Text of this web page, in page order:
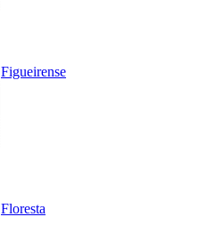
Figueirense
Floresta